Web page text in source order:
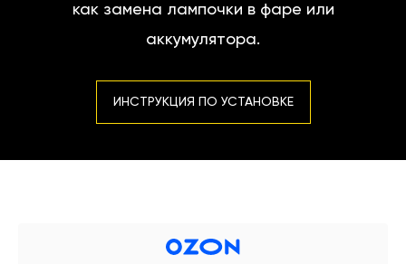
как замена лампочки в фаре или
аккумулятора.
ИНСТРУКЦИЯ ПО УСТАНОВКЕ